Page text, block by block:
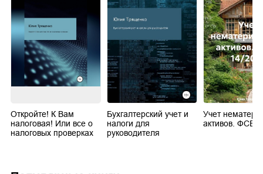
Откройте! К Вам
налоговая! Или все о
налоговых проверках
Бухгалтерский учет и
налоги для
руководителя
Учет
активов. ФСБУ